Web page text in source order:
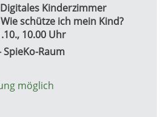
Kinderzimmer
schütze ich mein Kind?
10.00 Uhr
SpieKo-Raum
möglich